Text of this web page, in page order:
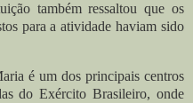
também ressaltou que os
para a atividade haviam sido
é um dos principais centros
do Exército Brasileiro, onde